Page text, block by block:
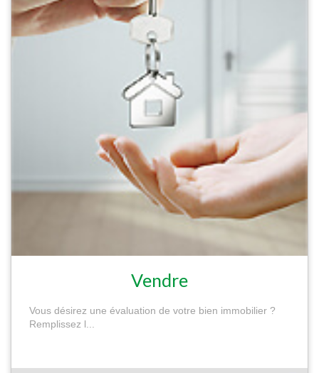
Vendre
Vous désirez une évaluation de votre bien immobilier ?
Remplissez l...